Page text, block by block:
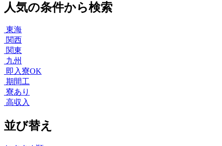
人気の条件から検索
東海
関西
関東
九州
即入寮OK
期間工
寮あり
高収入
並び替え